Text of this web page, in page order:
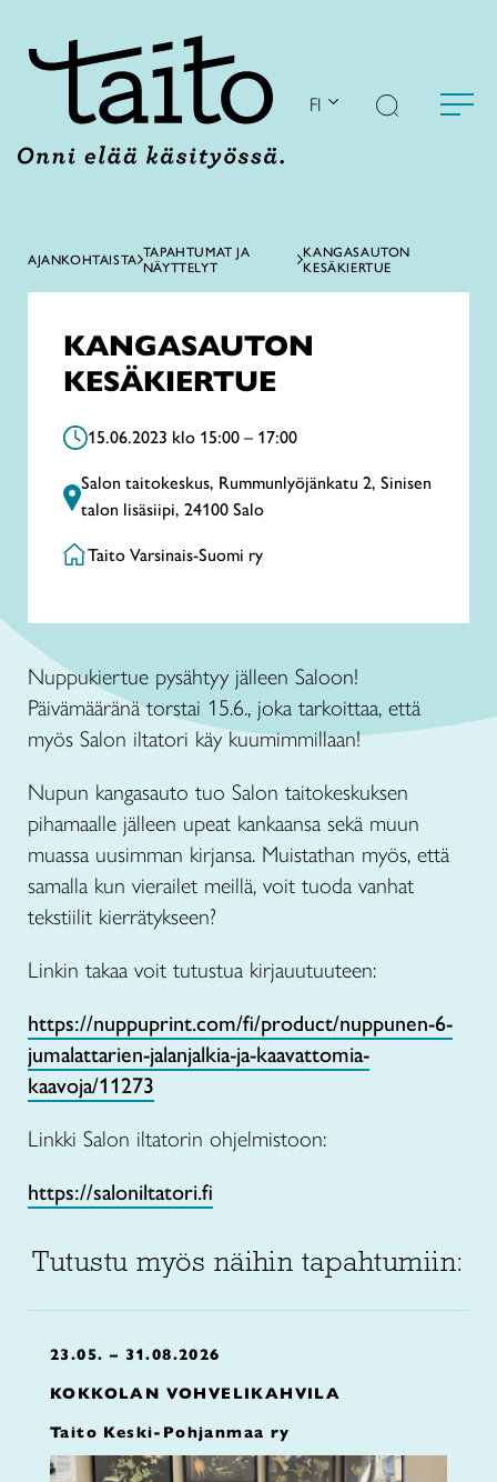
FI
AJANKOHTAISTA TAPAHTUMAT JA
NÄYTTELYT
KANGASAUTON
KESÄKIERTUE
KANGASAUTON
KESÄKIERTUE
15.06.2023 klo 15:00 – 17:00
Salon taitokeskus, Rummunlyöjänkatu 2, Sinisen
talon lisäsiipi, 24100 Salo
Taito Varsinais-Suomi ry
Nuppukiertue pysähtyy jälleen Saloon!
Päivämääränä torstai 15.6., joka tarkoittaa, että
myös Salon iltatori käy kuumimmillaan!
Nupun kangasauto tuo Salon taitokeskuksen
pihamaalle jälleen upeat kankaansa sekä muun
muassa uusimman kirjansa. Muistathan myös, että
samalla kun vierailet meillä, voit tuoda vanhat
tekstiilit kierrätykseen?
Linkin takaa voit tutustua kirjauutuuteen:
https://nuppuprint.com/fi/product/nuppunen-6-
jumalattarien-jalanjalkia-ja-kaavattomia-
kaavoja/11273
Linkki Salon iltatorin ohjelmistoon:
https://saloniltatori.fi
Tutustu myös näihin tapahtumiin:
23.05. – 31.08.2026
KOKKOLAN VOHVELIKAHVILA
Taito Keski-Pohjanmaa ry